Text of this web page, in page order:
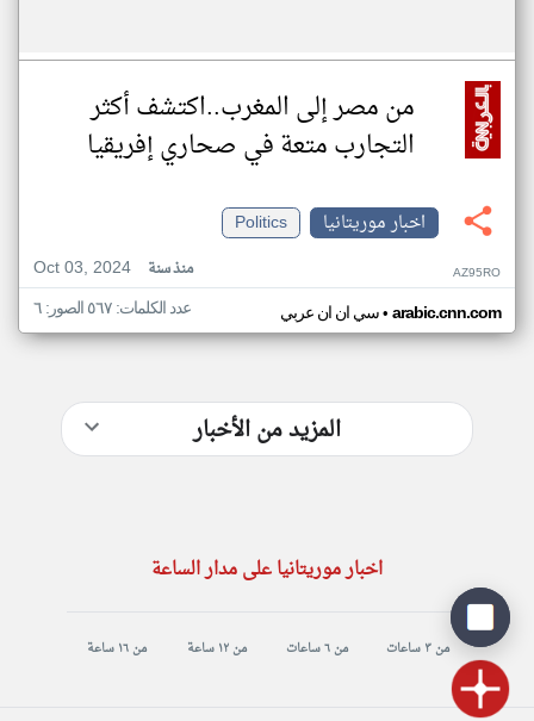
من مصر إلى المغرب..اكتشف أكثر
التجارب متعة في صحاري إفريقيا
اخبار موريتانيا
Politics
Oct 03, 2024
منذ سنة AZ95RO
سي ان ان عربي• arabic.cnn.com عدد الكلمات: ٥٦٧ الصور: ٦
المزيد من الأخبار
اخبار موريتانيا على مدار الساعة
من ٣ ساعات من ٦ ساعات من ١٢ ساعة من ١٦ ساعة